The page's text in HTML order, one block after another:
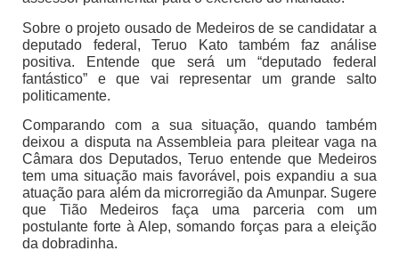
Sobre o projeto ousado de Medeiros de se candidatar a
deputado federal, Teruo Kato também faz análise
positiva. Entende que será um “deputado federal
fantástico” e que vai representar um grande salto
politicamente.
Comparando com a sua situação, quando também
deixou a disputa na Assembleia para pleitear vaga na
Câmara dos Deputados, Teruo entende que Medeiros
tem uma situação mais favorável, pois expandiu a sua
atuação para além da microrregião da Amunpar. Sugere
que Tião Medeiros faça uma parceria com um
postulante forte à Alep, somando forças para a eleição
da dobradinha.